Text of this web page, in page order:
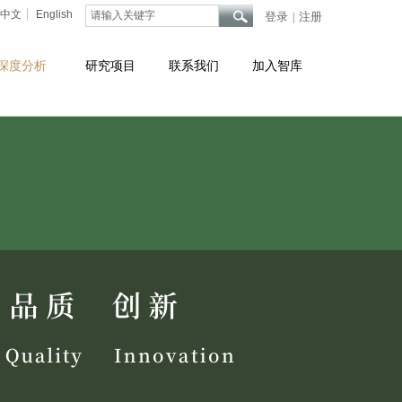
度分析 研究项目 联系我们 加入智库
文 English 登录 注册